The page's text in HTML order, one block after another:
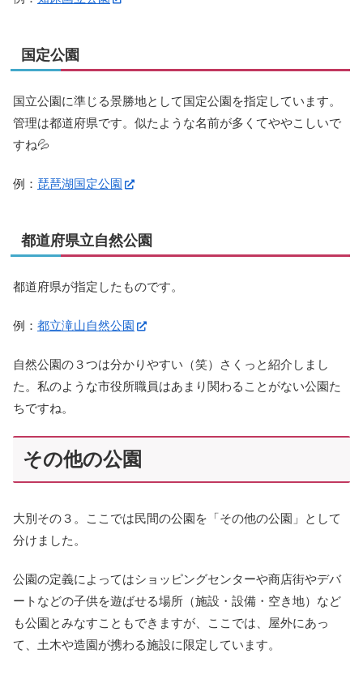
国定公園
国立公園に準じる景勝地として国定公園を指定しています。
管理は都道府県です。似たような名前が多くてややこしいで
すね💦
例： 琵琶湖国定公園
都道府県立自然公園
都道府県が指定したものです。
例： 都立滝山自然公園
自然公園の３つは分かりやすい（笑）さくっと紹介しまし
た。私のような市役所職員はあまり関わることがない公園た
ちですね。
その他の公園
大別その３。ここでは民間の公園を「その他の公園」として
分けました。
公園の定義によってはショッピングセンターや商店街やデバ
ートなどの子供を遊ばせる場所（施設・設備・空き地）など
も公園とみなすこともできますが、ここでは、屋外にあっ
て、土木や造園が携わる施設に限定しています。